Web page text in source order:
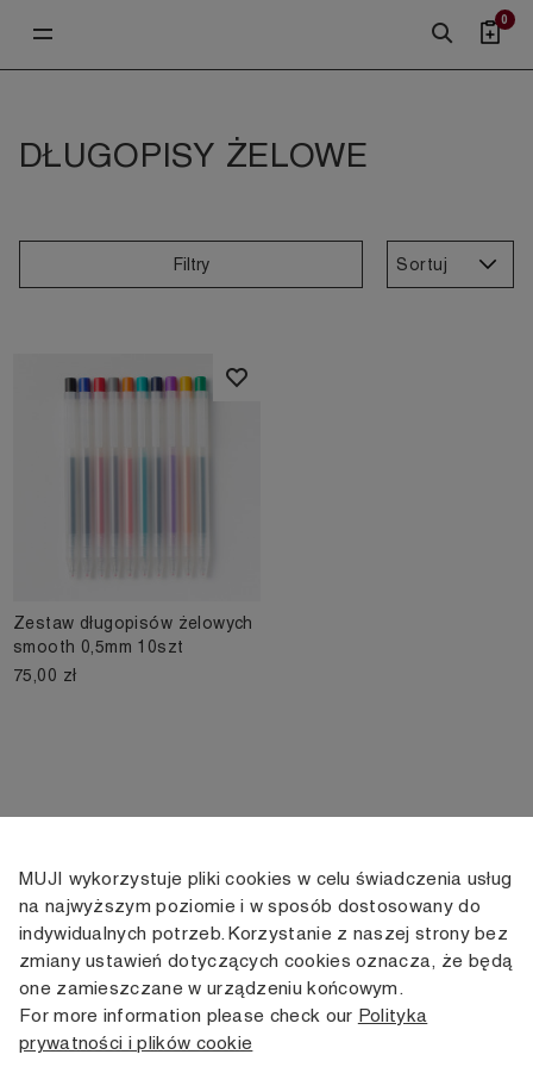
0
DŁUGOPISY ŻELOWE
Filtry Sortuj
Zestaw długopisów żelowych
smooth 0,5mm 10szt
75,00 zł
KONTAKT
+48 505 166 958
zamowienia@muji.com.pl
Infolinia czynna
od poniedziałku do piątku
KONTO
Moje konto
Historia
INFORMACJE
Dostawa
Regulamin
MUJI wykorzystuje pliki cookies w celu świadczenia usług
na najwyższym poziomie i w sposób dostosowany do
indywidualnych potrzeb. Korzystanie z naszej strony bez
zmiany ustawień dotyczących cookies oznacza, że będą
one zamieszczane w urządzeniu końcowym.
For more information please check our Polityka
prywatności i plików cookie